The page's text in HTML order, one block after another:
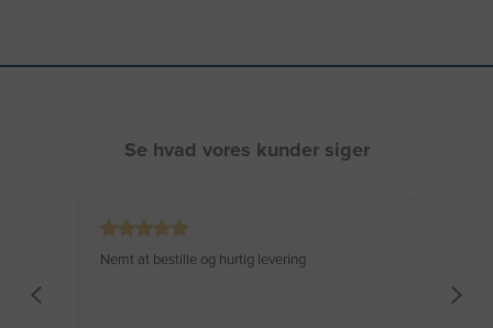
Se hvad vores kunder siger
Nemt at bestille og hurtig levering